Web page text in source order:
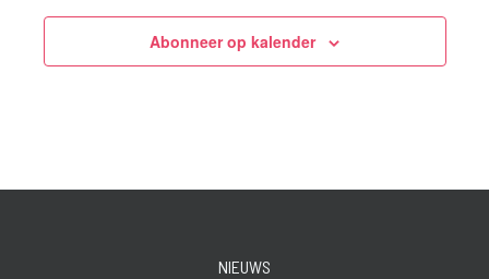
Abonneer op kalender
NIEUWS